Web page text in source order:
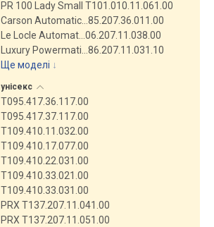
PR 100 Lady Small T101.010.11.061.00
Carson Automatic…85.207.36.011.00
Le Locle Automat…06.207.11.038.00
Luxury Powermati…86.207.11.031.10
Ще моделі ↓
унісекс
T095.417.36.117.00
T095.417.37.117.00
T109.410.11.032.00
T109.410.17.077.00
T109.410.22.031.00
T109.410.33.021.00
T109.410.33.031.00
PRX T137.207.11.041.00
PRX T137.207.11.051.00